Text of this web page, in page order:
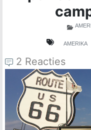
AMERIKA
2 Reacties